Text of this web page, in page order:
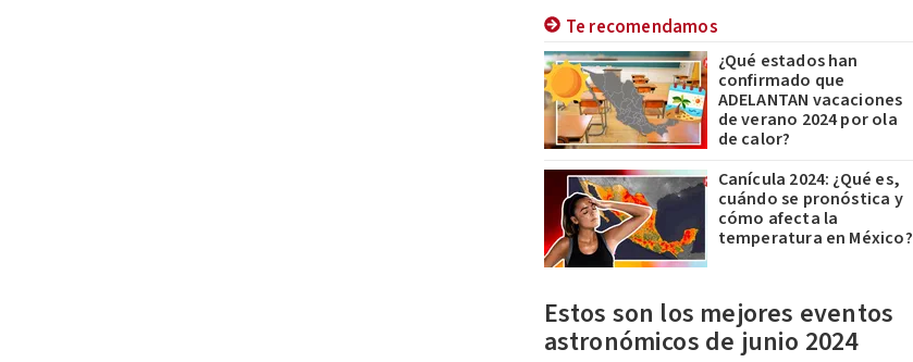
Te recomendamos
¿Qué estados han
confirmado que
ADELANTAN vacaciones
de verano 2024 por ola
de calor?
Canícula 2024: ¿Qué es,
cuándo se pronóstica y
cómo afecta la
temperatura en México?
Estos son los mejores eventos
astronómicos de junio 2024